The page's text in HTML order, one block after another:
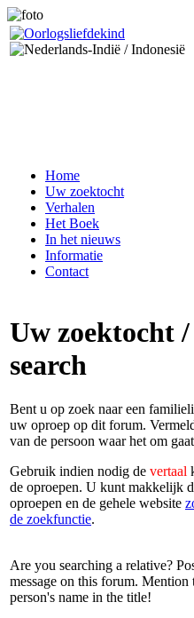
Home
Uw zoektocht
Verhalen
Het Boek
In het nieuws
Informatie
Contact
Uw zoektocht
search
Bent u op zoek naar een
uw oproep op dit forum.
van de persoon waar het om
Gebruik indien nodig de vertaal
de oproepen. U kunt makkelijk
oproepen en de gehele website
de zoekfunctie.
Are you searching a relative?
message on this forum. Mention
person's name in the title!